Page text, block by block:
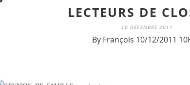
LECTEURS DE
10 DÉCEMBRE 2011
By François 10/12/2011